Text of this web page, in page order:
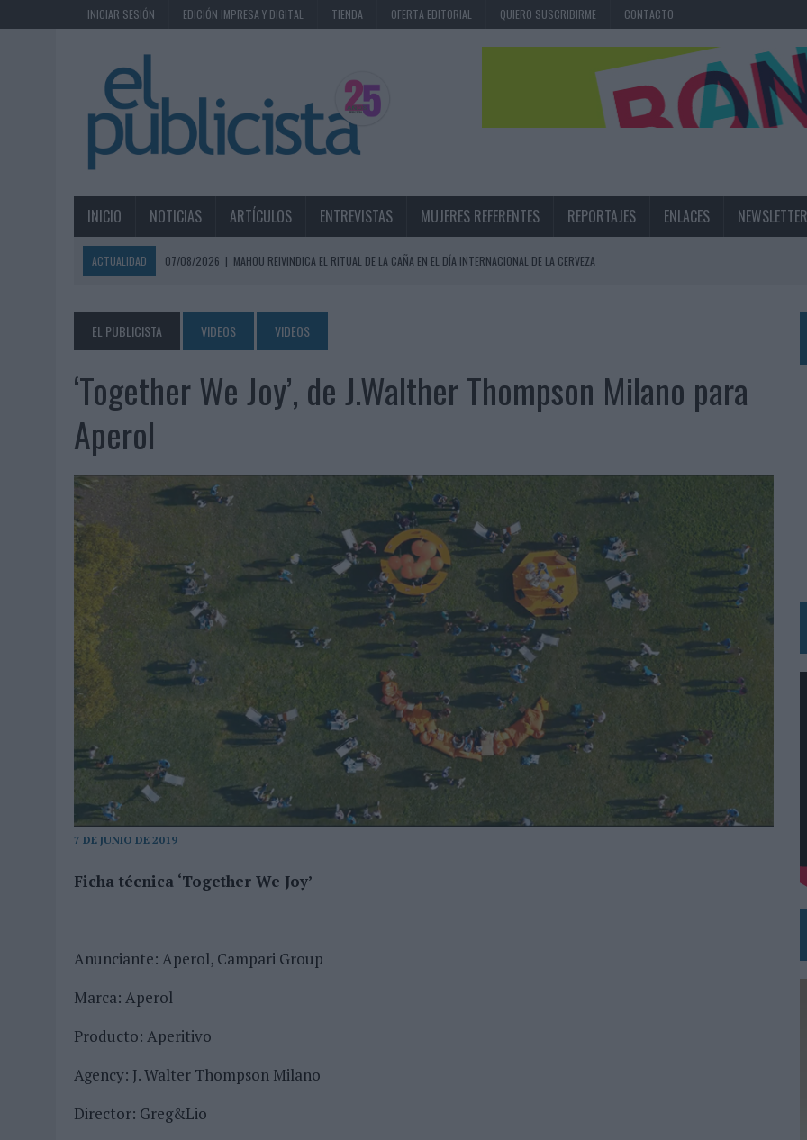
INICIAR SESIÓN EDICIÓN IMPRESA Y DIGITAL TIENDA OFERTA EDITORIAL QUIERO SUSCRIBIRME CONTACTO
INICIO NOTICIAS ARTÍCULOS ENTREVISTAS MUJERES REFERENTES REPORTAJES ENLACES NEWSLETTER
ACTUALIDAD 07/08/2026 | MAHOU REIVINDICA EL RITUAL DE LA CAÑA EN EL DÍA INTERNACIONAL DE LA CERVEZA
07/08/2026 | EL VERANO PONE A PRUEBA LA ESTRATEGIA DIGITAL DE LAS MARCAS
07/08/2026 |
VUELING CONVIERTE LOS RECUERDOS EN SOUVENIRS CON IA
07/08/2026 | CUANDO SE APAGUE EL SOL, EL ECLIPSE DE 2026 PONDRÁ A PRUEBA LA CREATIVIDAD DE LAS MARCAS
06/08/2026
LA TELEVISIÓN SIGUE LIDERANDO EL CONSUMO DE MEDIOS EN VERANO Y SUPERA AL MÓVIL COMO DISPOSITIVO MÁS UTILIZADO
EL USO DE LA IA GENERATIVA ALCANZA YA AL 62% DE LOS ESPAÑOLES
06/08/2026
SYSTEM1 NOMBRA A KIMBERLY BASTONI COMO NUEVA DIRECTORA COMERCIAL GLOBAL
06/08/2026
FRIGO Y UNIQLO LANZAN UNA COLECCIÓN PERSONALIZABLE INSPIRADA EN CORNETTO, CALIPPO Y SOLERO
06/08/2026
LA IA ESTÁ SUBIENDO EL LISTÓN DE LA CREATIVIDAD
05/08/2026
BEON WORLDWIDE LANZA RAÍZ URBANA PARA TRANSFORMAR EL PATRIMONIO HISTÓRICO EN ACTIVOS CULTURALES Y ECONÓMICOS
FABRA COMUNICACIÓN INCORPORA A CASONÁ Y ASUME LA GESTIÓN DE SUS RELACIONES CON LOS MEDIOS
LOPESAN HOTELS & RESORTS ACERCA EL PARAÍSO CANARIO EN SU ÚLTIMA CAMPAÑA INTERNACIONAL
LUIS ARQUILLOS (BURGO DE ARIAS): “LA CONSTRUCCIÓN DE MARCA A LARGO PLAZO Y LA MEDICIÓN SON DOS CARAS DE LA MISMA
MONEDA”
04/08/2026 |
‘EL PARAÍSO MÁS CERCA’, DE 22GRADOS PARA LOPESAN HOTELS & RESORTS
04/08/2026 | ‘LA ÚNICA CERVEZA DEL MUNDO QUE SE DISFRUTA DOS VECES’, DE INUSUALY PARA CERVEZA CAPAZ
EL PUBLICISTA VIDEOS VIDEOS
‘Together We Joy’, de J.Walther Thompson Milano para
Aperol
7 DE JUNIO DE 2019
Ficha técnica ‘Together We Joy’
Anunciante: Aperol, Campari Group
Marca: Aperol
Producto: Aperitivo
Agency: J. Walter Thompson Milano
Director: Greg&Lio